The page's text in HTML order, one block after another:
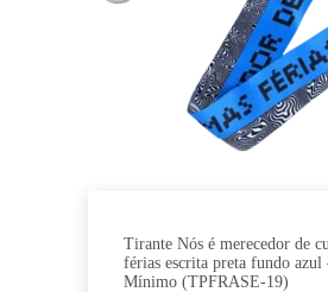
podem
ser
escolhidas
na
página
do
Tirante Nós é merecedor de
férias escrita preta fundo azul
Mínimo (TPFRASE-19)